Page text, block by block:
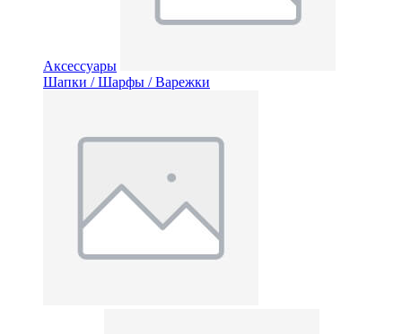
Аксессуары
Шапки / Шарфы / Варежки